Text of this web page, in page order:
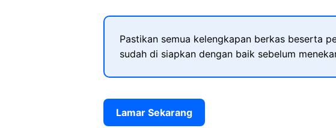
Pastikan semua kelengkapan berkas beserta
sudah di siapkan dengan baik sebelum
Lamar Sekarang